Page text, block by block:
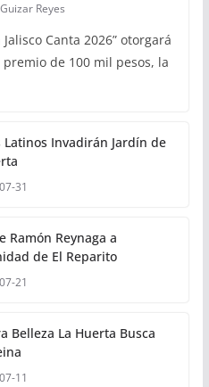
Reyes
Canta 2026” otorgará
de 100 mil pesos, la
Latinos Invadirán Jardín de
31
Ramón Reynaga a
de El Reparito
21
Belleza La Huerta Busca
11